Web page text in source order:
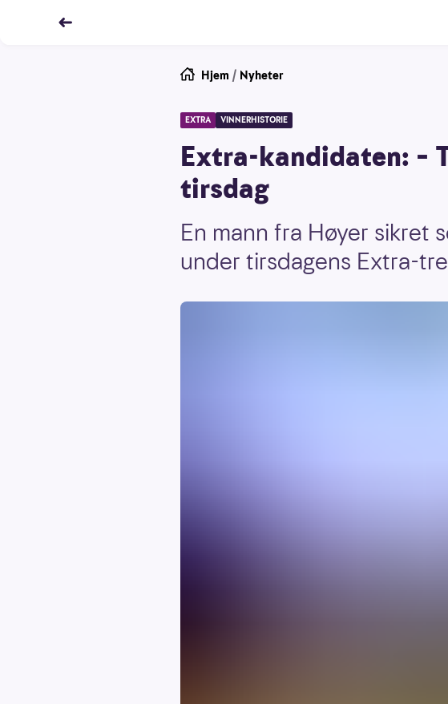
Hjem / Nyheter
EXTRA VINNERHISTORIE
Extra-kandidaten: –
tirsdag
En mann fra Høyer sikret
under tirsdagens Extra-